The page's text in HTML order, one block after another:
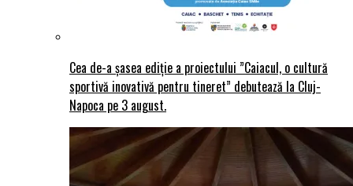
Cea de-a șasea ediție a proiectului ”Caiacul, o cultură
sportivă inovativă pentru tineret” debutează la Cluj-
Napoca pe 3 august.